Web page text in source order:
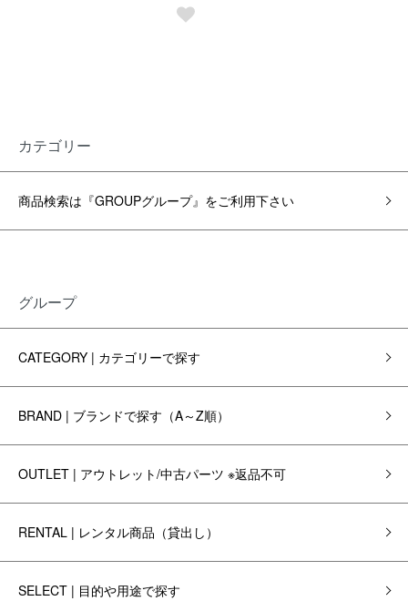
カテゴリー
商品検索は『GROUPグループ』をご利用下さい
グループ
CATEGORY | カテゴリーで探す
BRAND | ブランドで探す（A～Z順）
OUTLET | アウトレット/中古パーツ ※返品不可
RENTAL | レンタル商品（貸出し）
SELECT | 目的や用途で探す